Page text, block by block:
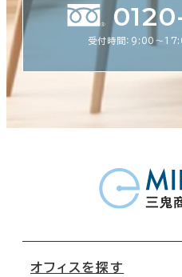
受付時間：9:00〜
オフィスを探す